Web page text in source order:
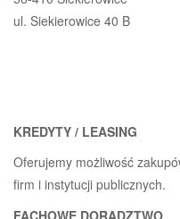
ul. Siekierowice 40 B
KREDYTY / LEASING
Oferujemy możliwość
firm i instytucji publicznych.
FACHOWE DORADZTWO